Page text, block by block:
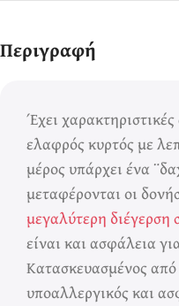
Friday!
Περιγραφή
Έχει
ελαφρός κυρτός με
μέρος υπάρχει ένα
μεταφέρονται οι
μεγαλύτερη διέγερση
είναι και ασφάλεια
Κατασκευασμένος από
υποαλλεργικός και